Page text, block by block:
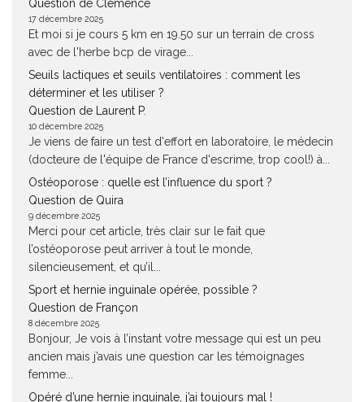
Question de Clémence
17 décembre 2025
Et moi si je cours 5 km en 19.50 sur un terrain de cross
avec de l'herbe bcp de virage...
Seuils lactiques et seuils ventilatoires : comment les
déterminer et les utiliser ?
Question de Laurent P.
10 décembre 2025
Je viens de faire un test d'effort en laboratoire, le médecin
(docteure de l'équipe de France d'escrime, trop cool!) à...
Ostéoporose : quelle est l’influence du sport ?
Question de Quira
9 décembre 2025
Merci pour cet article, très clair sur le fait que
l’ostéoporose peut arriver à tout le monde,
silencieusement, et qu’il...
Sport et hernie inguinale opérée, possible ?
Question de Françon
8 décembre 2025
Bonjour, Je vois à l’instant votre message qui est un peu
ancien mais j’avais une question car les témoignages
femme...
Opéré d’une hernie inguinale, j’ai toujours mal !